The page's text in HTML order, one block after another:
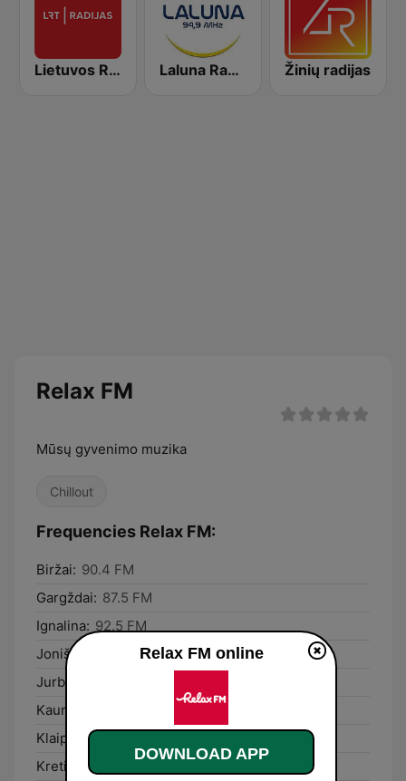
Lietuvos Radijas 1 (LRT) Laluna Radijo 94.9 FM Žinių radijas
Relax FM
Mūsų gyvenimo muzika
Chillout
Frequencies Relax FM:
Biržai: 90.4 FM
Gargždai: 87.5 FM
Ignalina: 92.5 FM
Joniškis:
93.4 FM
Jurbarkas:
Kaunas:
Klaipėda:
Kretinga:
Relax FM online
DOWNLOAD APP